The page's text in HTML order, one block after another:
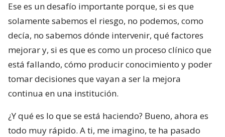
Ese es un desafío importante porque, si es que
solamente sabemos el riesgo, no podemos, como
decía, no sabemos dónde intervenir, qué factores
mejorar y, si es que es como un proceso clínico que
está fallando, cómo producir conocimiento y poder
tomar decisiones que vayan a ser la mejora
continua en una institución.
¿Y qué es lo que se está haciendo? Bueno, ahora es
todo muy rápido. A ti, me imagino, te ha pasado